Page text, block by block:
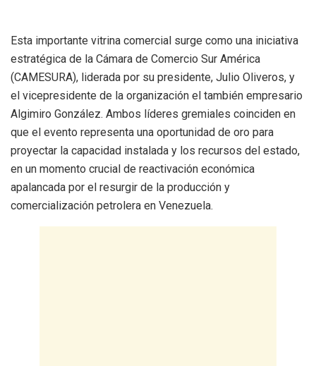
​Esta importante vitrina comercial surge como una iniciativa
estratégica de la Cámara de Comercio Sur América
(CAMESURA), liderada por su presidente, Julio Oliveros, y
el vicepresidente de la organización el también empresario
Algimiro González. Ambos líderes gremiales coinciden en
que el evento representa una oportunidad de oro para
proyectar la capacidad instalada y los recursos del estado,
en un momento crucial de reactivación económica
apalancada por el resurgir de la producción y
comercialización petrolera en Venezuela.